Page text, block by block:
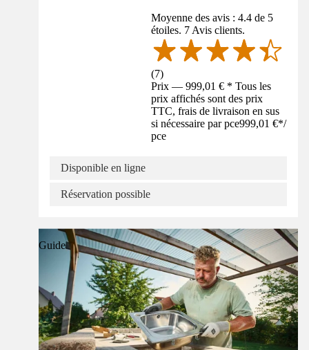
Moyenne des avis : 4.4 de 5
étoiles. 7 Avis clients.
(7)
Prix — 999,01 € * Tous les
prix affichés sont des prix
TTC, frais de livraison en sus
si nécessaire par pce999,01 €*/
pce
Disponible en ligne
Réservation possible
Guide